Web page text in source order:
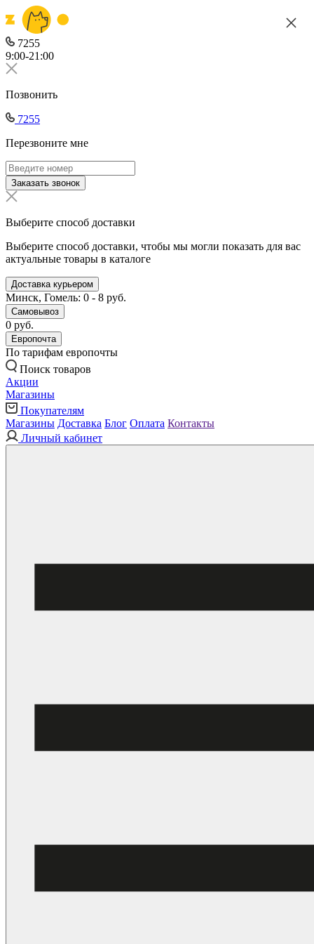
7255
9:00-21:00
Позвонить
7255
Перезвоните мне
Заказать звонок
Выберите способ доставки
Выберите способ доставки, чтобы мы могли показать для вас
актуальные товары в каталоге
Доставка курьером
Минск, Гомель: 0 - 8 руб.
Самовывоз
0 руб.
Европочта
По тарифам европочты
Поиск товаров
Акции
Магазины
Покупателям
Магазины Доставка Блог Оплата Контакты
Личный кабинет